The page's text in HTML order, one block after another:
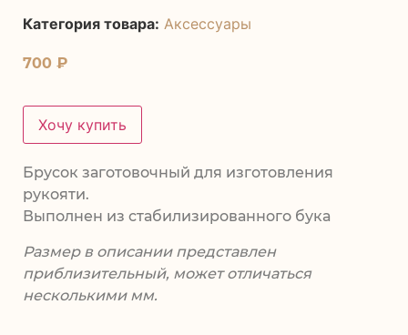
Категория товара: Аксессуары
700 ₽
Хочу купить
Брусок заготовочный для изготовления
рукояти.
Выполнен из стабилизированного бука
Размер в описании представлен
приблизительный, может отличаться
несколькими мм.